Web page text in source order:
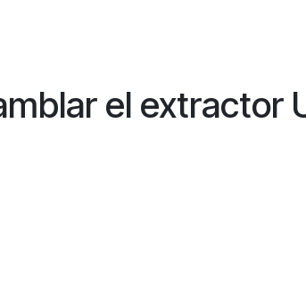
el extractor